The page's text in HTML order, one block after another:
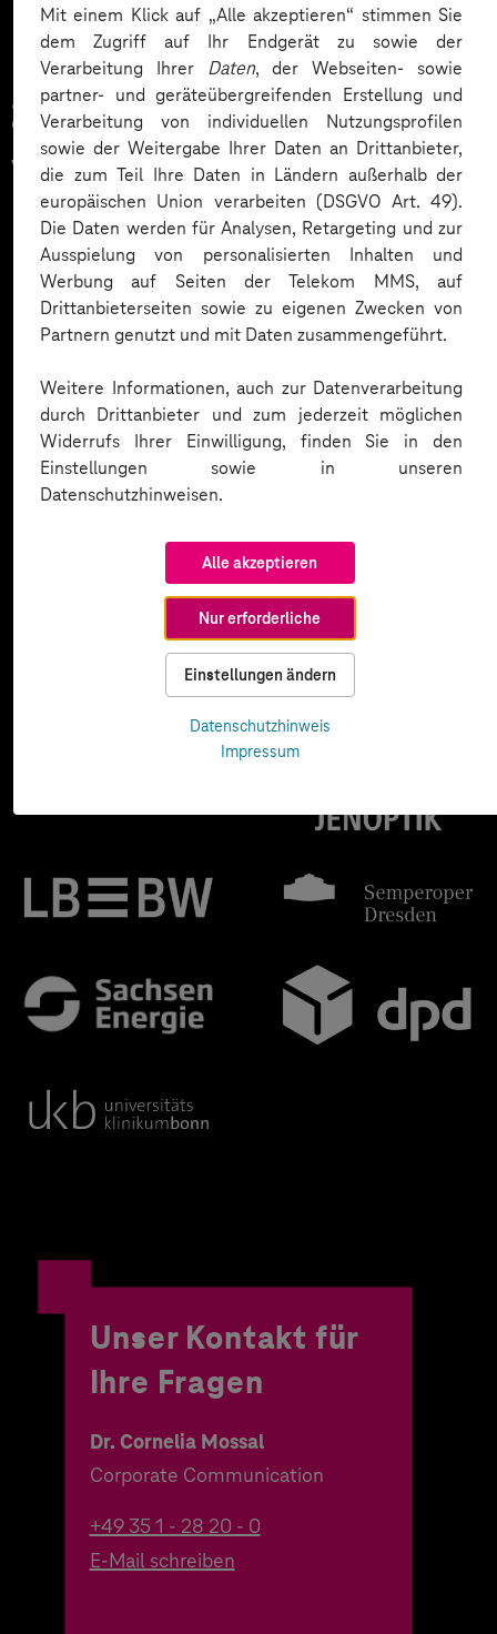
Mit einem Klick auf „Alle akzeptieren“ stimmen Sie
dem Zugriff auf Ihr Endgerät zu sowie der
Verarbeitung Ihrer Daten, der Webseiten- sowie
partner- und geräteübergreifenden Erstellung und
Verarbeitung von individuellen Nutzungsprofilen
sowie der Weitergabe Ihrer Daten an Drittanbieter,
die zum Teil Ihre Daten in Ländern außerhalb der
europäischen Union verarbeiten (DSGVO Art. 49).
Die Daten werden für Analysen, Retargeting und zur
Ausspielung von personalisierten Inhalten und
Werbung auf Seiten der Telekom MMS, auf
Drittanbieterseiten sowie zu eigenen Zwecken von
Partnern genutzt und mit Daten zusammengeführt.
Weitere Informationen, auch zur Datenverarbeitung
durch Drittanbieter und zum jederzeit möglichen
Widerrufs Ihrer Einwilligung, finden Sie in den
Einstellungen sowie in unseren
Datenschutzhinweisen.
Alle akzeptieren
Nur erforderliche
Einstellungen ändern
Datenschutzhinweis
Impressum
Zahlreiche Unternehmen
vertrauen auf unsere
Expertise. Hier eine Auswahl:
Unser Kontakt für
Ihre Fragen
Dr. Cornelia Mossal
Corporate Communication
+49 35 1 - 28 20 - 0
E-Mail schreiben